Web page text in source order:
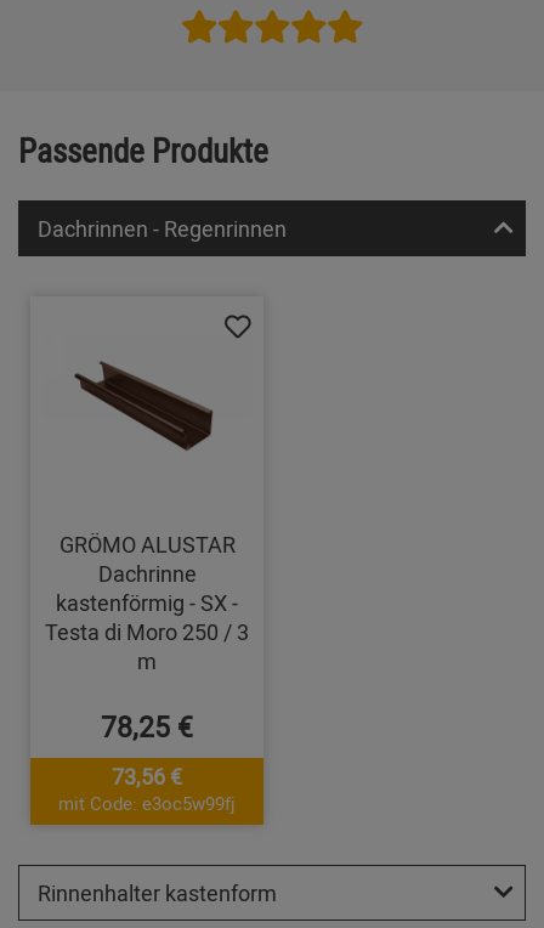
Passende Produkte
Dachrinnen - Regenrinnen
GRÖMO ALUSTAR
Dachrinne
kastenförmig - SX -
Testa di Moro 250 / 3
m
78,25 €
73,56 €
mit Code: e3oc5w99fj
Rinnenhalter kastenform